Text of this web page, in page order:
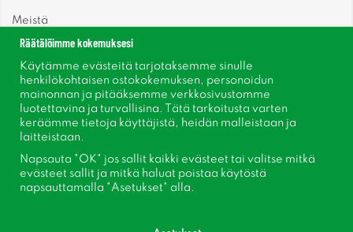
Meistä
Uutiset
Uutiskirje
Tietoja evästeistä
Inspiraatiota
Räätälöimme kokemuksesi
Käytämme evästeitä tarjotaksemme sinulle
henkilökohtaisen ostokokemuksen, personoidun
mainonnan ja pitääksemme verkkosivustomme
luotettavina ja turvallisina. Tätä tarkoitusta varten
keräämme tietoja käyttäjistä, heidän malleistaan ​​ja
laitteistaan.
Napsauta "OK" jos sallit kaikki evästeet tai valitse mitkä
evästeet sallit ja mitkä haluat poistaa käytöstä
napsauttamalla "Asetukset" alla.